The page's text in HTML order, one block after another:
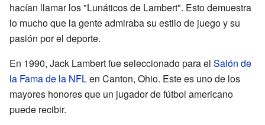
hacían llamar los "Lunáticos de Lambert". Esto demuestra
lo mucho que la gente admiraba su estilo de juego y su
pasión por el deporte.
En 1990, Jack Lambert fue seleccionado para el Salón de
la Fama de la NFLen Canton, Ohio. Este es uno de los
mayores honores que un jugador de fútbol americano
puede recibir.